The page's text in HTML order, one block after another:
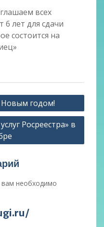
всех
лет для сдачи
состоится на
годом!
Росреестра» в
необходимо